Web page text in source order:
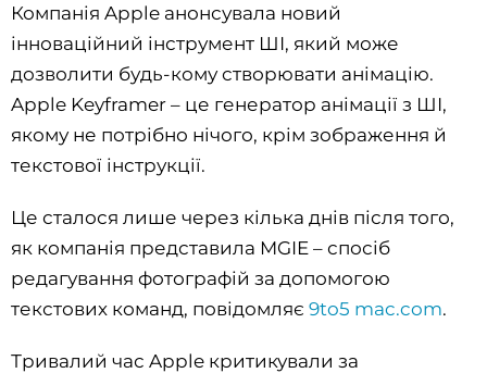
Компанія Apple анонсувала новий
інноваційний інструмент ШІ, який може
дозволити будь-кому створювати анімацію.
Apple Keyframer – це генератор анімації з ШІ,
якому не потрібно нічого, крім зображення й
текстової інструкції.
Це сталося лише через кілька днів після того,
як компанія представила MGIE – спосіб
редагування фотографій за допомогою
текстових команд, повідомляє 9to5 mac.com.
Тривалий час Apple критикували за